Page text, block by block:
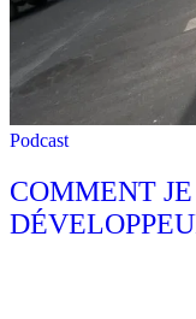
Podcast
COMMENT